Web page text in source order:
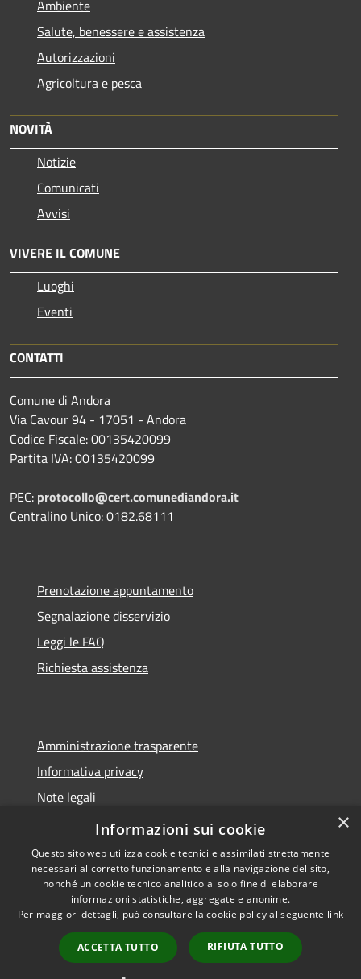
Ambiente
Salute, benessere e assistenza
Autorizzazioni
Agricoltura e pesca
NOVITÀ
Notizie
Comunicati
Avvisi
VIVERE IL COMUNE
Luoghi
Eventi
CONTATTI
Comune di Andora
Via Cavour 94 - 17051 - Andora
Codice Fiscale: 00135420099
Partita IVA: 00135420099
PEC: protocollo@cert.comunediandora.it
Centralino Unico: 0182.68111
Prenotazione appuntamento
Segnalazione disservizio
Leggi le FAQ
Richiesta assistenza
Amministrazione trasparente
Informativa privacy
Note legali
Dichiarazione di accessibilità
Accessibilità
Copyright © 2026 • Comune di
Andora • Powered by
Municipium•
Accesso
redazione
×
Informazioni sui cookie
Questo sito web utilizza cookie tecnici e assimilati strettamente
necessari al corretto funzionamento e alla navigazione del sito,
nonché un cookie tecnico analitico al solo fine di elaborare
informazioni statistiche, aggregate e anonime.
Per maggiori dettagli, può consultare la cookie policy al seguente link
ACCETTA TUTTO RIFIUTA TUTTO